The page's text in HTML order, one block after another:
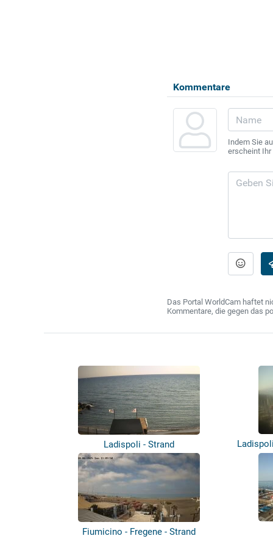
Kommentare
Indem Sie
erscheint
Das Portal WorldCam haftet
Kommentare, die gegen das
Ladispoli - Strand
Fiumicino - Fregene - Strand